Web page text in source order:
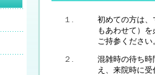
１.
初めての方は
もあわせて）
ご持参ください
２.
混雑時の待ち
え、来院時に